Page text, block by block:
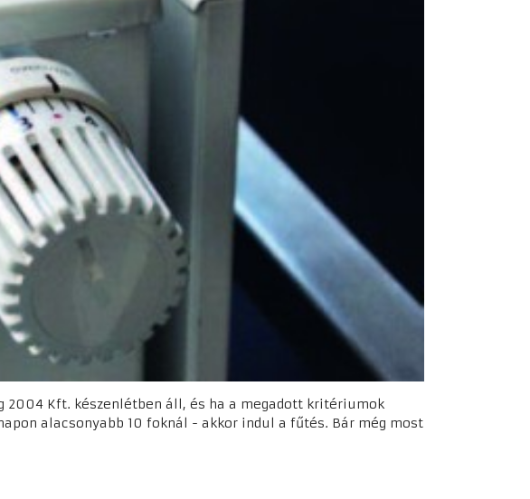
2004 Kft. készenlétben áll, és ha a megadott kritériumok
alacsonyabb 10 foknál - akkor indul a fűtés. Bár még most